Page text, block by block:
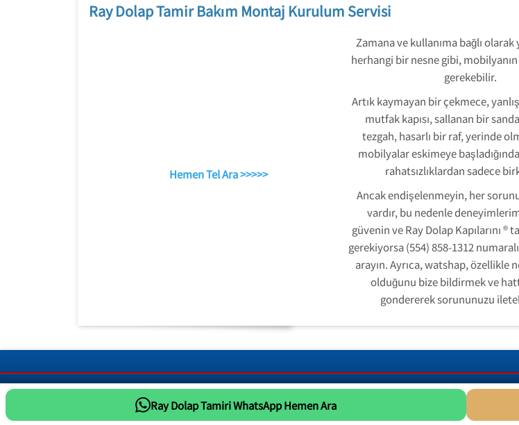
Ray Dolap Tamir Bakım Montaj Kurulum Servisi
Hemen Tel Ara >>>>>
Zamana ve kullanıma bağlı olarak
herhangi bir nesne gibi, mobilyanın
gerekebilir.
Artık kaymayan bir çekmece,
mutfak kapısı, sallanan bir
tezgah, hasarlı bir raf, yerinde
mobilyalar eskimeye
rahatsızlıklardan sadece
Ancak endişelenmeyin, her
vardır, bu nedenle
güvenin ve Ray Dolap Kapılarını
gerekiyorsa (554) 858-1312
arayın. Ayrıca, watshap, özellikle
olduğunu bize bildirmek ve
gondererek sorununuzu
Ray Dolap Tamiri WhatsApp Hemen Ara
Whatsapp Tıkla Mesaj At